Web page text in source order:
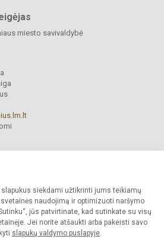
siekdami užtikrinti jums teikiamų
naudojimą ir optimizuoti naršymo
jūs patvirtinate, kad sutinkate su visų
Jei norite atšaukti arba pakeisti savo
slapukų valdymo puslapyje.
miesto savivaldybė
gimnazija. Visos teisės saugomos.
gimnazijos sutikimo griežtai draudžiama.
Slapukų valdymas